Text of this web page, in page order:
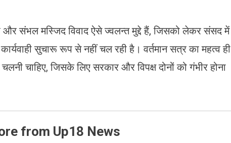
और संभल मस्जिद विवाद ऐसे ज्वलन्त मुद्दे हैं, जिसको लेकर संसद में
सुचारू रूप से नहीं चल रही है। वर्तमान सत्र का महत्व ही
चाहिए, जिसके लिए सरकार और विपक्ष दोनों को गंभीर होना
from Up18 News